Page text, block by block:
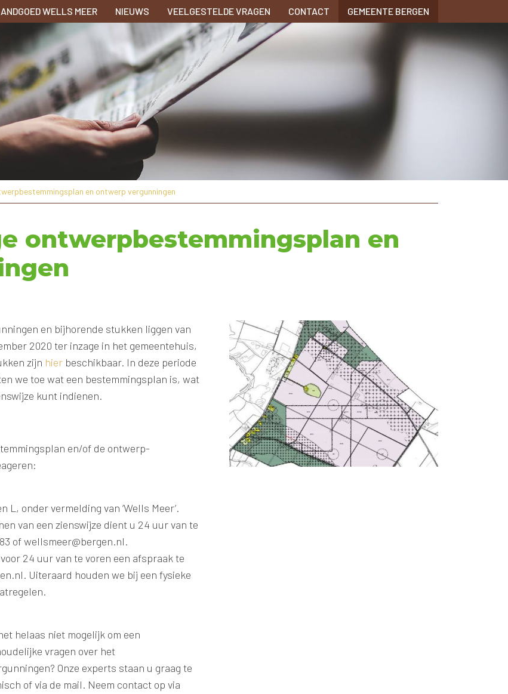
WELLS MEER NIEUWS VEELGESTELDE VRAGEN CONTACT GEMEENTE BERGEN
en ontwerp vergunningen
ontwerpbestemmingsplan en
en bijhorende stukken liggen van
2020 ter inzage in het gemeentehuis,
zijn hier beschikbaar. In deze periode
we toe wat een bestemmingsplan is, wat
kunt indienen.
en/of de ontwerp-
onder vermelding van ‘Wells Meer’.
van een zienswijze dient u 24 uur van te
of wellsmeer@bergen.nl.
24 uur van te voren een afspraak te
Uiteraard houden we bij een fysieke
helaas niet mogelijk om een
vragen over het
Onze experts staan u graag te
of via de mail. Neem contact op via